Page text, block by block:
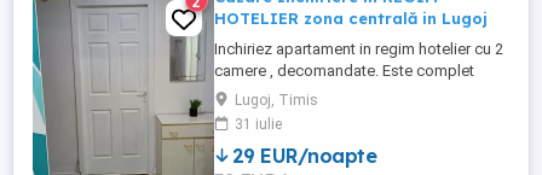
HOTELIER zona centrală in Lugoj
Inchiriez apartament in regim hotelier cu 2
camere , decomandate. Este complet
mobilat și utilat. Se afla in zona
ultracentrala la 20 m de Universitatea
Draga. Are cablu TV și Wi-Fi, încălzirea se
face cu centrala pe gaz. Se închiriază la
Lugoj, Timis
31 iulie
29 EUR/noapte